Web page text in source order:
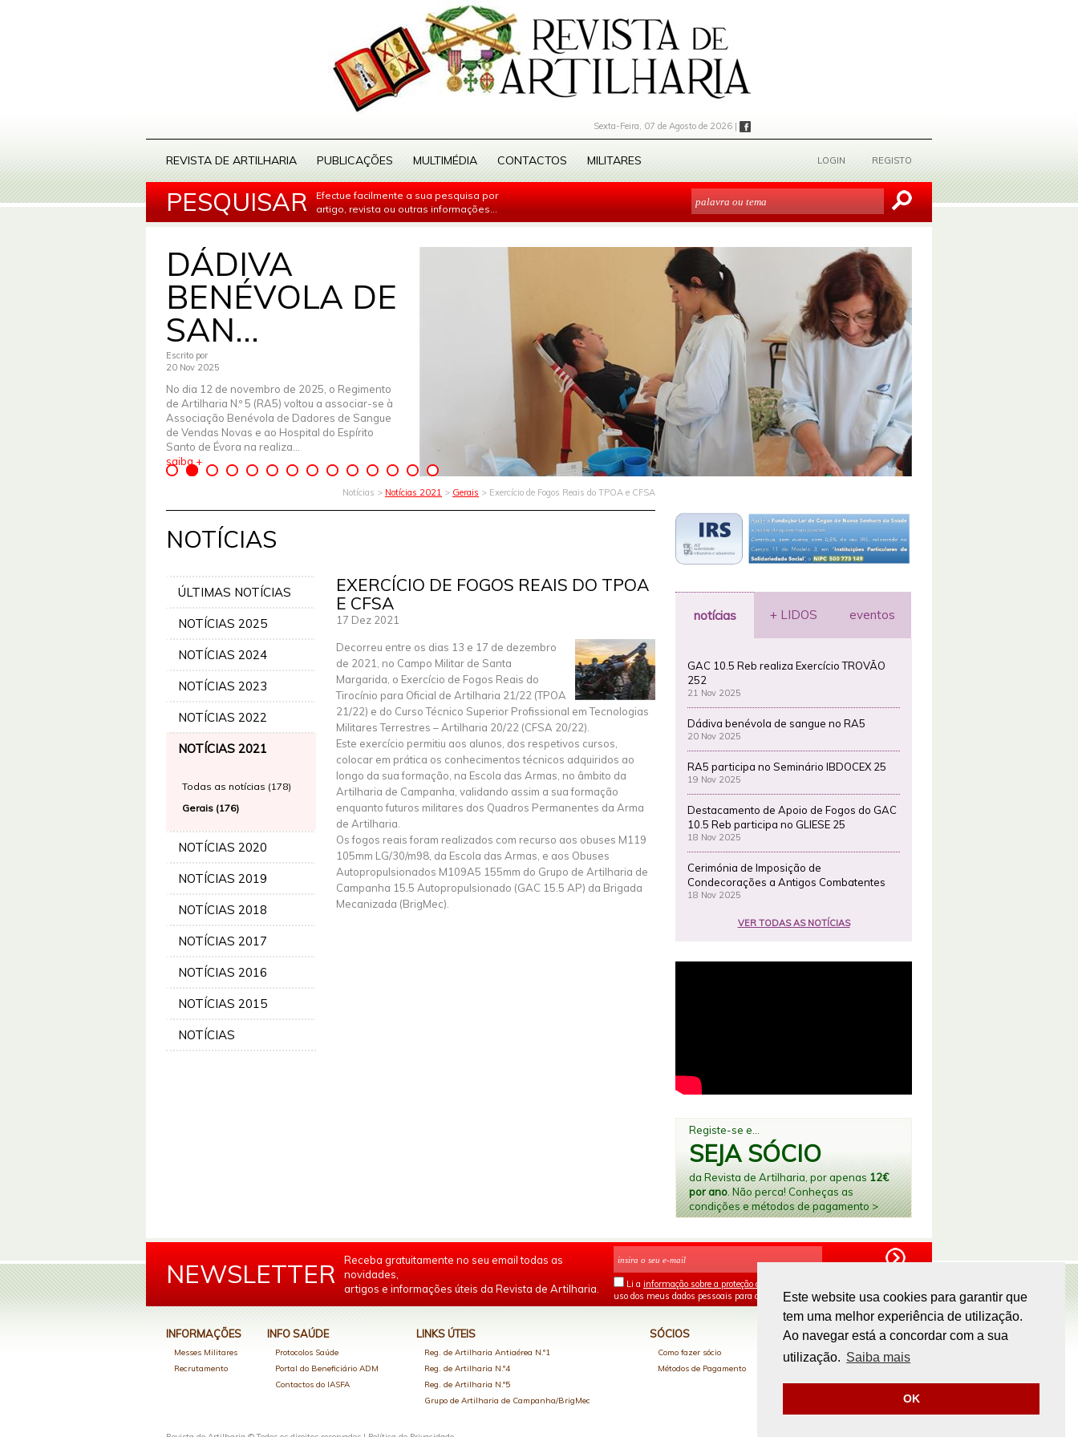
Este website usa cookies para garantir que
tem uma melhor experiência de utilização.
Ao navegar está a concordar com a sua
utilização. Saiba mais
OK
Sexta-Feira, 07 de Agosto de 2026 |
REVISTA DE ARTILHARIA PUBLICAÇÕES MULTIMÉDIA CONTACTOS MILITARES LOGIN REGISTO
PESQUISAR
Efectue facilmente a sua pesquisa por
artigo, revista ou outras informações...
DÁDIVA
BENÉVOLA DE
SAN...
Escrito por
20 Nov 2025
No dia 12 de novembro de 2025, o Regimento
de Artilharia N.º 5 (RA5) voltou a associar-se à
Associação Benévola de Dadores de Sangue
de Vendas Novas e ao Hospital do Espírito
Santo de Évora na realiza...
saiba +
Notícias > Notícias 2021 > Gerais > Exercício de Fogos Reais do TPOA e CFSA
NOTÍCIAS
ÚLTIMAS NOTÍCIAS
NOTÍCIAS 2025
NOTÍCIAS 2024
NOTÍCIAS 2023
NOTÍCIAS 2022
NOTÍCIAS 2021
Todas as notícias (178)
Gerais (176)
NOTÍCIAS 2020
NOTÍCIAS 2019
NOTÍCIAS 2018
NOTÍCIAS 2017
NOTÍCIAS 2016
NOTÍCIAS 2015
NOTÍCIAS
EXERCÍCIO DE FOGOS REAIS DO TPOA
E CFSA
17 Dez 2021
Decorreu entre os dias 13 e 17 de dezembro
de 2021, no Campo Militar de Santa
Margarida, o Exercício de Fogos Reais do
Tirocínio para Oficial de Artilharia 21/22 (TPOA
21/22) e do Curso Técnico Superior Profissional em Tecnologias
Militares Terrestres – Artilharia 20/22 (CFSA 20/22).
Este exercício permitiu aos alunos, dos respetivos cursos,
colocar em prática os conhecimentos técnicos adquiridos ao
longo da sua formação, na Escola das Armas, no âmbito da
Artilharia de Campanha, validando assim a sua formação
enquanto futuros militares dos Quadros Permanentes da Arma
de Artilharia.
Os fogos reais foram realizados com recurso aos obuses M119
105mm LG/30/m98, da Escola das Armas, e aos Obuses
Autopropulsionados M109A5 155mm do Grupo de Artilharia de
Campanha 15.5 Autopropulsionado (GAC 15.5 AP) da Brigada
Mecanizada (BrigMec).
notícias + LIDOS eventos
GAC 10.5 Reb realiza Exercício TROVÃO
252
21 Nov 2025
Dádiva benévola de sangue no RA5
20 Nov 2025
RA5 participa no Seminário IBDOCEX 25
19 Nov 2025
Destacamento de Apoio de Fogos do GAC
10.5 Reb participa no GLIESE 25
18 Nov 2025
Cerimónia de Imposição de
Condecorações a Antigos Combatentes
18 Nov 2025
VER TODAS AS NOTÍCIAS
Registe-se e...
SEJA SÓCIO
da Revista de Artilharia, por apenas 12€
por ano. Não perca! Conheças as
condições e métodos de pagamento >
NEWSLETTER
Receba gratuitamente no seu email todas as
novidades,
artigos e informações úteis da Revista de Artilharia.
Li a informação sobre a proteção de dados
uso dos meus dados pessoais para os fins mencionados.
INFORMAÇÕES
Messes Militares
Recrutamento
INFO SAÚDE
Protocolos Saúde
Portal do Beneficiário ADM
Contactos do IASFA
LINKS ÚTEIS
Reg. de Artilharia Antiaérea N.º1
Reg. de Artilharia N.º4
Reg. de Artilharia N.º5
Grupo de Artilharia de Campanha/BrigMec
SÓCIOS
Como fazer sócio
Métodos de Pagamento
PAGAMENTOS ONLINE